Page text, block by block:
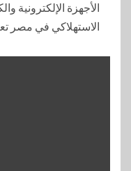
الأجهزة الإلكترونية
الاستهلاكي في مصر